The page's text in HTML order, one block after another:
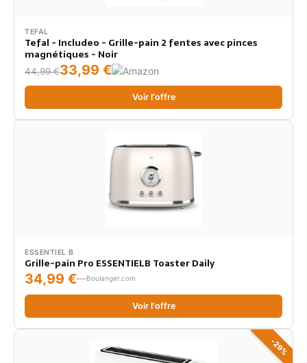
TEFAL
Tefal - Includeo - Grille-pain 2 fentes avec pinces
magnétiques - Noir
44,99 €33,99 €
Voir l'offre
ESSENTIEL B
Grille-pain Pro ESSENTIELB Toaster Daily
34,99 € Boulanger.com
Voir l'offre
-29%